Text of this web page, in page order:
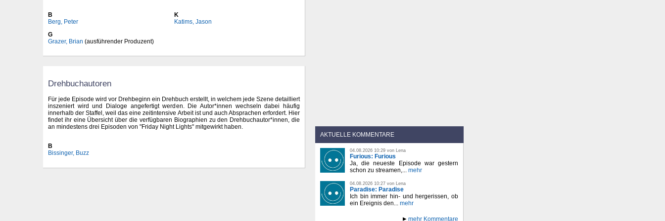
B
Berg, Peter
G
Grazer, Brian (ausführender Produzent)
K
Katims, Jason
Drehbuchautoren
Für jede Episode wird vor Drehbeginn ein Drehbuch erstellt, in welchem jede Szene detailliert
inszeniert wird und Dialoge angefertigt werden. Die Autor*innen wechseln dabei häufig
innerhalb der Staffel, weil das eine zeitintensive Arbeit ist und auch Absprachen erfordert. Hier
findet ihr eine Übersicht über die verfügbaren Biographien zu den Drehbuchautor*innen, die
an mindestens drei Episoden von "Friday Night Lights" mitgewirkt haben.
B
Bissinger, Buzz
AKTUELLE KOMMENTARE
04.08.2026 10:29 von Lena
Furious: Furious
Ja, die neueste Episode war gestern
schon zu streamen,... mehr
04.08.2026 10:27 von Lena
Paradise: Paradise
Ich bin immer hin- und hergerissen, ob
ein Ereignis den... mehr
mehr Kommentare